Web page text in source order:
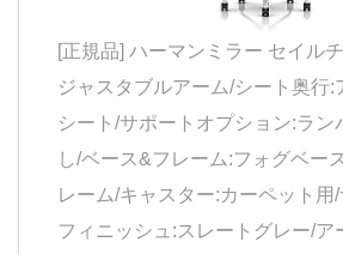
[正規品] ハーマンミラー セイル
ジャスタブルアーム/シート奥行:
シート/サポートオプション:ラン
し/ベース&フレーム:フォグベー
レーム/キャスター:カーペット用
フィニッシュ:スレートグレー/ア